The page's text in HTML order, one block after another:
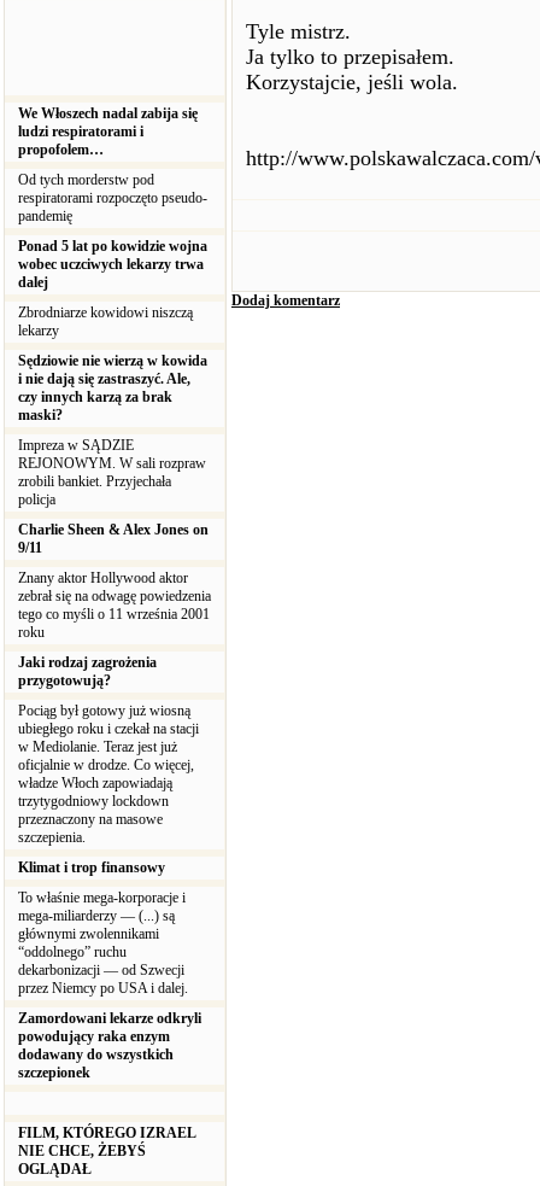
We Włoszech nadal zabija się
ludzi respiratorami i
propofolem…
Od tych morderstw pod
respiratorami rozpoczęto pseudo-
pandemię
Ponad 5 lat po kowidzie wojna
wobec uczciwych lekarzy trwa
dalej
Zbrodniarze kowidowi niszczą
lekarzy
Sędziowie nie wierzą w kowida
i nie dają się zastraszyć. Ale,
czy innych karzą za brak
maski?
Impreza w SĄDZIE
REJONOWYM. W sali rozpraw
zrobili bankiet. Przyjechała
policja
Charlie Sheen & Alex Jones on
9/11
Znany aktor Hollywood aktor
zebrał się na odwagę powiedzenia
tego co myśli o 11 września 2001
roku
Jaki rodzaj zagrożenia
przygotowują?
Pociąg był gotowy już wiosną
ubiegłego roku i czekał na stacji
w Mediolanie. Teraz jest już
oficjalnie w drodze. Co więcej,
władze Włoch zapowiadają
trzytygodniowy lockdown
przeznaczony na masowe
szczepienia.
Klimat i trop finansowy
To właśnie mega-korporacje i
mega-miliarderzy — (...) są
głównymi zwolennikami
“oddolnego” ruchu
dekarbonizacji — od Szwecji
przez Niemcy po USA i dalej.
Zamordowani lekarze odkryli
powodujący raka enzym
dodawany do wszystkich
szczepionek
FILM, KTÓREGO IZRAEL
NIE CHCE, ŻEBYŚ
OGLĄDAŁ
Tyle mistrz.
Ja tylko to przepisałem.
Korzystajcie, jeśli wola.
http://
Dodaj komentarz